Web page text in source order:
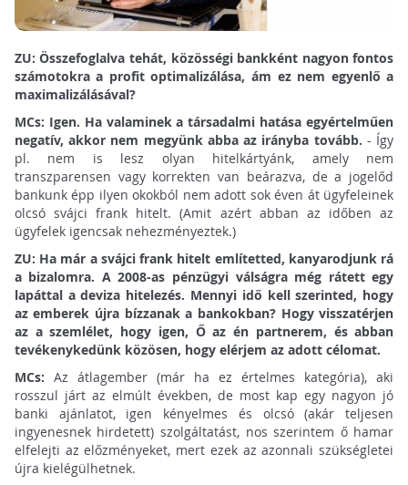
ZU: Összefoglalva tehát, közösségi bankként nagyon fontos
számotokra a profit optimalizálása, ám ez nem egyenlő a
maximalizálásával?
MCs: Igen. Ha valaminek a társadalmi hatása egyértelműen
negatív, akkor nem megyünk abba az irányba tovább. - Így
pl. nem is lesz olyan hitelkártyánk, amely nem
transzparensen vagy korrekten van beárazva, de a jogelőd
bankunk épp ilyen okokból nem adott sok éven át ügyfeleinek
olcsó svájci frank hitelt. (Amit azért abban az időben az
ügyfelek igencsak nehezményeztek.)
ZU: Ha már a svájci frank hitelt említetted, kanyarodjunk rá
a bizalomra. A 2008-as pénzügyi válságra még rátett egy
lapáttal a deviza hitelezés. Mennyi idő kell szerinted, hogy
az emberek újra bízzanak a bankokban? Hogy visszatérjen
az a szemlélet, hogy igen, Ő az én partnerem, és abban
tevékenykedünk közösen, hogy elérjem az adott célomat.
MCs: Az átlagember (már ha ez értelmes kategória), aki
rosszul járt az elmúlt években, de most kap egy nagyon jó
banki ajánlatot, igen kényelmes és olcsó (akár teljesen
ingyenesnek hirdetett) szolgáltatást, nos szerintem ő hamar
elfelejti az előzményeket, mert ezek az azonnali szükségletei
újra kielégülhetnek.